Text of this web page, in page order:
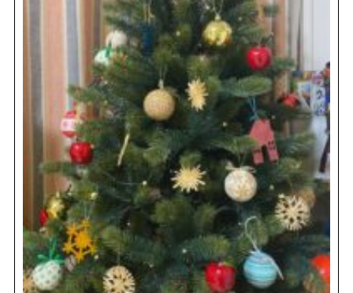
お電話でご予約